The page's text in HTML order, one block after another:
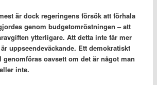
är dock regeringens försök att förhala
genom budgetomröstningen – att
ytterligare. Att detta inte får mer
uppseendeväckande. Ett demokratiskt
genomföras oavsett om det är något man
inte.